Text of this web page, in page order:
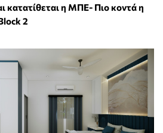
κατατίθεται η ΜΠΕ- Πιο κοντά η
2